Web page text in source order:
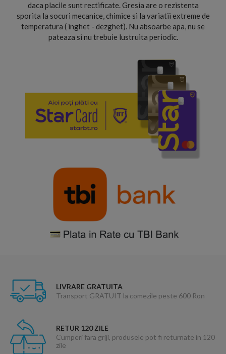
daca placile sunt rectificate. Gresia are o rezistenta
sporita la socuri mecanice, chimice si la variatii extreme de
temperatura ( inghet - dezghet). Nu absoarbe apa, nu se
pateaza si nu trebuie lustruita periodic.
LIVRARE GRATUITA
Transport GRATUIT la comezile peste 600 Ron
RETUR 120 ZILE
Cumperi fara griji, produsele pot fi returnate in 120
zile